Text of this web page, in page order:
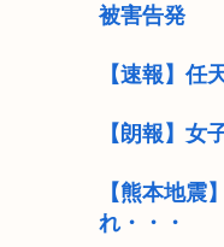
被害告発
【速報】
【朗報】女
【熊本地
れ・・・